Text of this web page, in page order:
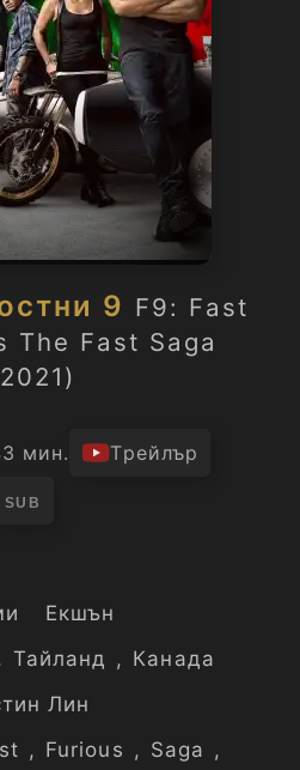
9 F9: Fast
The Fast Saga
мин. Трейлър
SUB
Екшън
Тайланд , Канада
Лин
, Furious , Saga ,